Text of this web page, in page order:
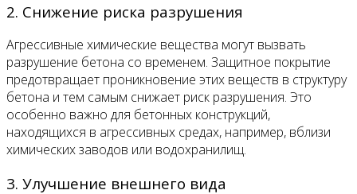
2. Снижение риска разрушения
Агрессивные химические вещества могут вызвать
разрушение бетона со временем. Защитное покрытие
предотвращает проникновение этих веществ в структуру
бетона и тем самым снижает риск разрушения. Это
особенно важно для бетонных конструкций,
находящихся в агрессивных средах, например, вблизи
химических заводов или водохранилищ.
3. Улучшение внешнего вида